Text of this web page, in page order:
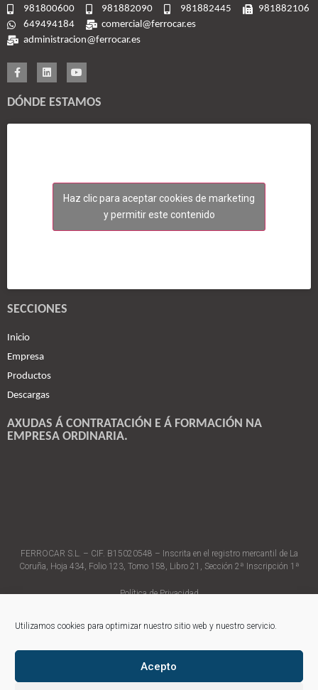
Utilizamos cookies para optimizar nuestro sitio web y nuestro servicio.
Acepto
981800600
981882090 981882445
981882106
649494184
comercial@ferrocar.es
administracion@ferrocar.es
DÓNDE ESTAMOS
Haz clic para aceptar cookies de marketing
y permitir este contenido
SECCIONES
Inicio
Empresa
Productos
Descargas
AXUDAS Á CONTRATACIÓN E Á FORMACIÓN NA
EMPRESA ORDINARIA.
FERROCAR S.L. – CIF. B15020548 – Inscrita en el registro mercantil de La
Coruña, Hoja 434, Folio 123, Tomo 158, Libro 21, Sección 2ª Inscripción 1ª
Política de Privacidad